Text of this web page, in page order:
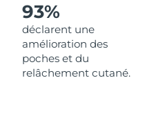
93%
déclarent une
amélioration des
poches et du
relâchement cutané.
La Réunion
Roumanie
Russie